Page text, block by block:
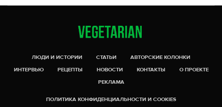
ЛЮДИ И ИСТОРИИ СТАТЬИ
АВТОРСКИЕ КОЛОНКИ
ИНТЕРВЬЮ
РЕЦЕПТЫ НОВОСТИ КОНТАКТЫ
О ПРОЕКТЕ
РЕКЛАМА
ПОЛИТИКА КОНФИДЕНЦИАЛЬНОСТИ И COOKIES